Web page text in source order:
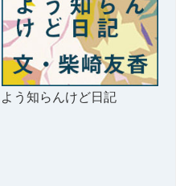
よう知らんけど日記